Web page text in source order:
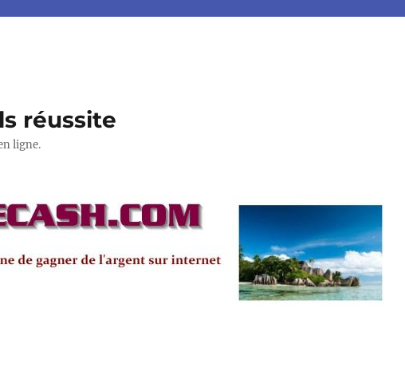
réussite
ligne.